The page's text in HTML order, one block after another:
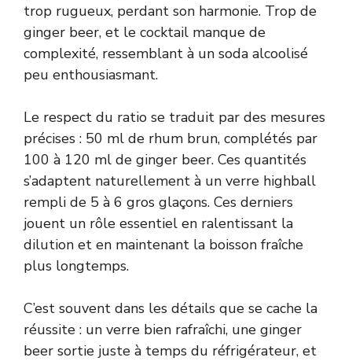
trop rugueux, perdant son harmonie. Trop de
ginger beer, et le cocktail manque de
complexité, ressemblant à un soda alcoolisé
peu enthousiasmant.
Le respect du ratio se traduit par des mesures
précises : 50 ml de rhum brun, complétés par
100 à 120 ml de ginger beer. Ces quantités
s’adaptent naturellement à un verre highball
rempli de 5 à 6 gros glaçons. Ces derniers
jouent un rôle essentiel en ralentissant la
dilution et en maintenant la boisson fraîche
plus longtemps.
C’est souvent dans les détails que se cache la
réussite : un verre bien rafraîchi, une ginger
beer sortie juste à temps du réfrigérateur, et